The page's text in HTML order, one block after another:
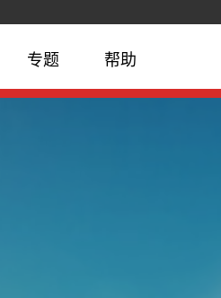
专题 帮助